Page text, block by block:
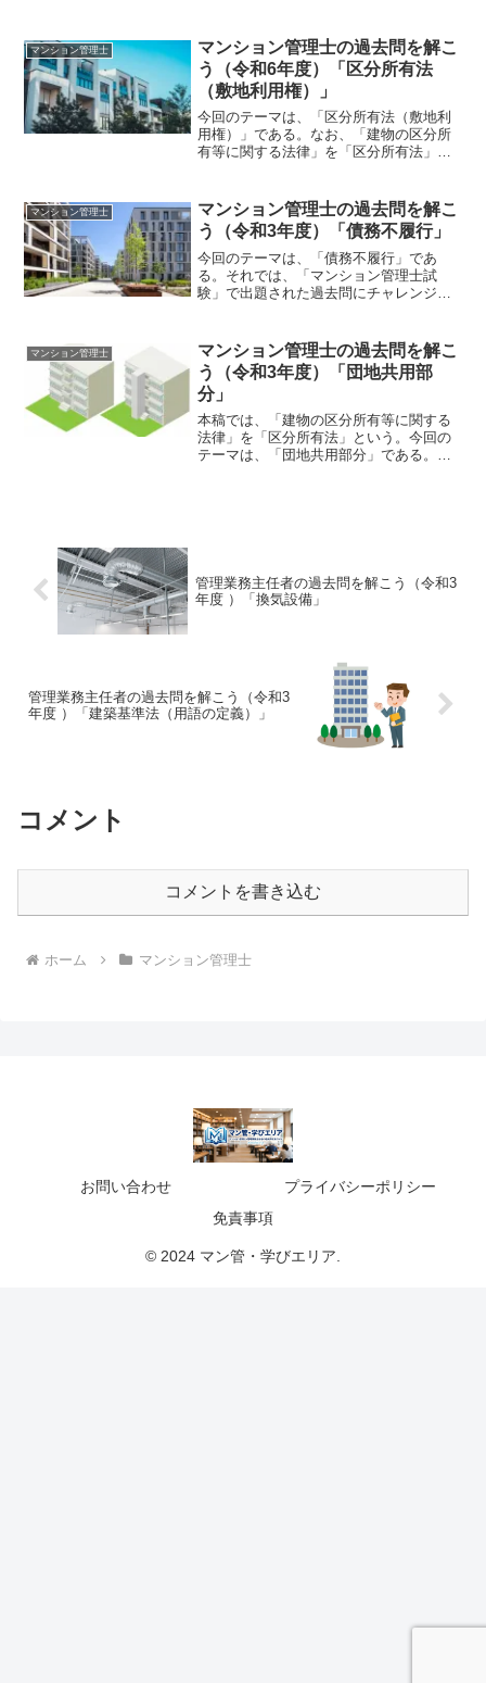
屋上広場の周囲には、安全上必要な高さ
が 1.1 ...
マンション管理士
マンション管理士の過去問を解こ
う（令和6年度）「区分所有法
（敷地利用権）」
今回のテーマは、「区分所有法（敷地利
用権）」である。なお、「建物の区分所
有等に関する法律」を「区分所有法」と
の区分所有者はＡ、Ｂ及びＣの３名（こ
の問いにおいて「Ａら」...
マンション管理士
マンション管理士の過去問を解こ
う（令和3年度）「債務不履行」
今回のテーマは、「債務不履行」であ
る。それでは、「マンション管理士試
験」で出題された過去問にチャレンジし
ンの101 号室を所有するＡが管理費を滞
納した場合の遅延損...
マンション管理士
マンション管理士の過去問を解こ
う（令和3年度）「団地共用部
分」
本稿では、「建物の区分所有等に関する
法律」を「区分所有法」という。今回の
テーマは、「団地共用部分」である。そ
管理業務主任者の過去問を解こう（令和3
年度 ）「換気設備」
管理業務主任者の過去問を解こう（令和3
年度 ）「建築基準法（用語の定義）」
コメント
コメントを書き込む
ホーム マンション管理士
お問い合わせ
プライバシーポリシー
免責事項
© 2024 マン管・学びエリア.